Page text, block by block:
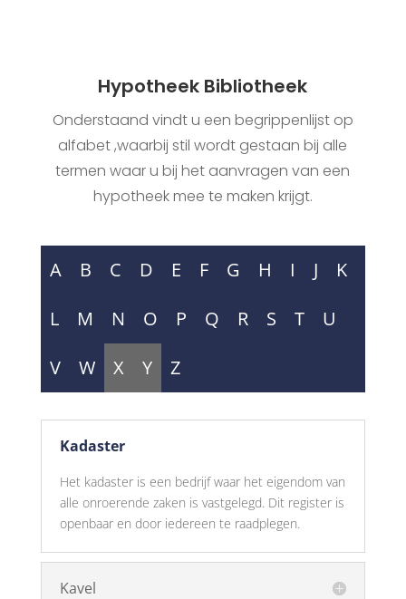
Hypotheek Bibliotheek
Onderstaand vindt u een begrippenlijst op
alfabet ,waarbij stil wordt gestaan bij alle
termen waar u bij het aanvragen van een
hypotheek mee te maken krijgt.
A B C D E F G H I J
K
L
M N O P Q R S T
U
V
W X Y Z
Kadaster
Het kadaster is een bedrijf waar het eigendom van
alle onroerende zaken is vastgelegd. Dit register is
openbaar en door iedereen te raadplegen.
Kavel